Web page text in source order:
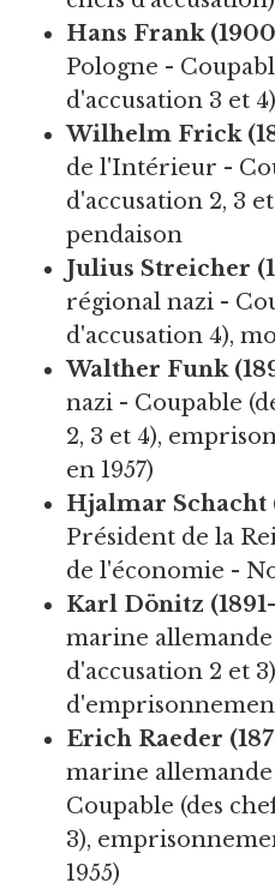
Hans Frank
Pologne -
d'accusation 3 et
Wilhelm Frick
de l'Intérieur -
d'accusation 2, 3
pendaison
Julius Streicher
régional nazi -
d'accusation 4),
Walther Funk
nazi - Coupable
2, 3 et 4),
en 1957)
Hjalmar Schacht
Président de la
de l'économie -
Karl Dönitz
marine allemande
d'accusation 2 et
Erich Raeder
marine
Coupable (des
3),
1955)